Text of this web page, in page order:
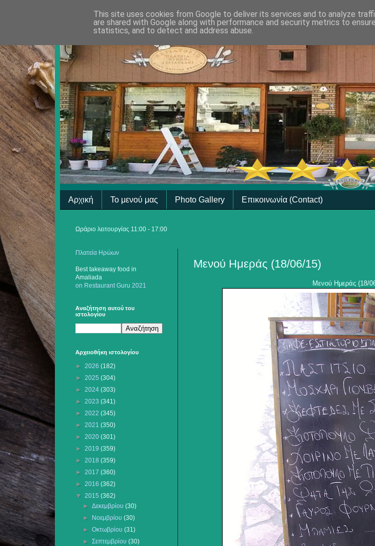
Αρχική Το μενού μας Photo Gallery Επικοινωνία (Contact)
Ωράριο λειτουργίας 11:00 - 17:00
Μενού Ημεράς (18/06/15)
Μενού Ημεράς (18/
Πλατεία Ηρώων
Best takeaway food in
Amaliada
on Restaurant Guru 2021
Αναζήτηση αυτού του
ιστολογίου
Αρχειοθήκη ιστολογίου
► 2026 (182)
► 2025 (304)
► 2024 (303)
► 2023 (341)
► 2022 (345)
► 2021 (350)
► 2020 (301)
► 2019 (359)
► 2018 (359)
► 2017 (360)
► 2016 (362)
▼ 2015 (362)
►Δεκεμβρίου(30)
►
Νοεμβρίου(30)
►Οκτωβρίου(31)
►Σεπτεμβρίου(30)
This site uses cookies from Google to deliver its services and to analyze
are shared with Google along with performance and security metrics to
statistics, and to detect and address abuse.